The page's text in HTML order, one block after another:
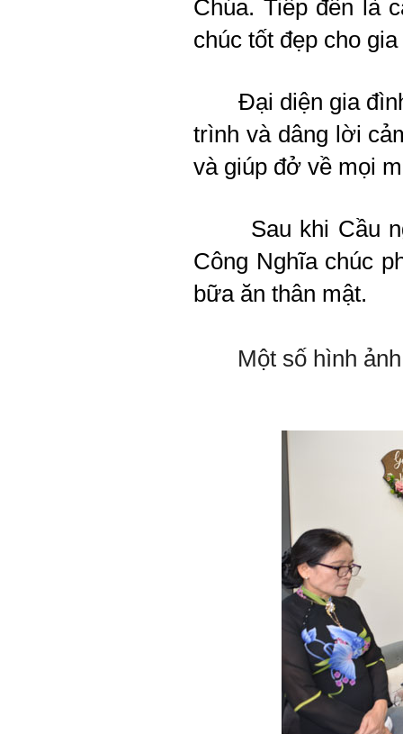
Chúa. Tiếp đến là
chúc tốt đẹp cho
Đại diện gia
trình và dâng lời
và giúp đở về mọi
Sau khi Cầu
Công Nghĩa chúc
bữa ăn thân mật.
Một số hình